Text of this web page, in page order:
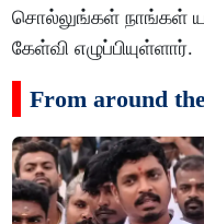
சொல்லுங்கள் நாங்கள்
கேள்வி எழுப்பியுள்ளார்.
From around